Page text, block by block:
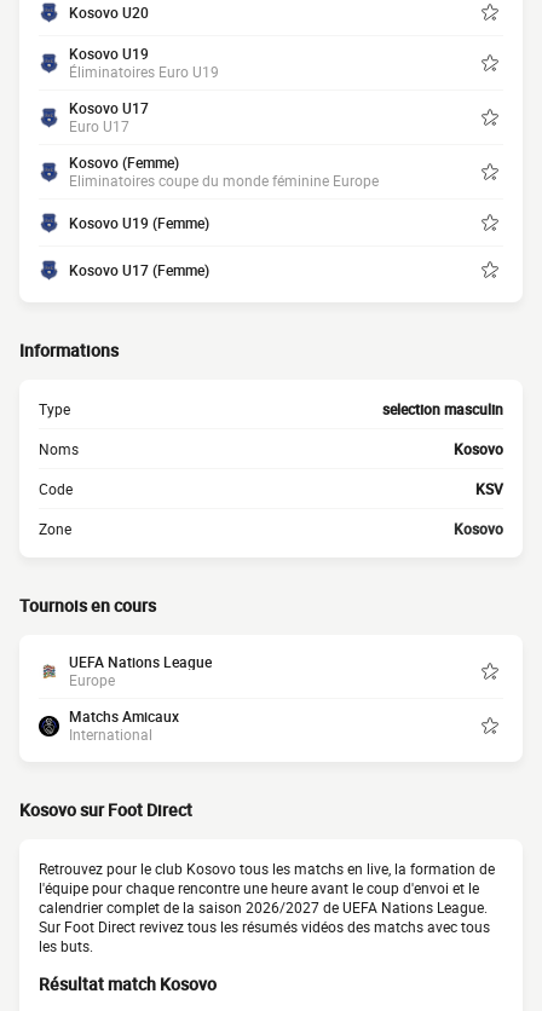
Kosovo U20
Kosovo U19
Éliminatoires Euro U19
Kosovo U17
Euro U17
Kosovo (Femme)
Eliminatoires coupe du monde féminine Europe
Kosovo U19 (Femme)
Kosovo U17 (Femme)
Informations
Type selection masculin
Noms Kosovo
Code KSV
Zone Kosovo
Tournois en cours
UEFA Nations League
Europe
Matchs Amicaux
International
Kosovo sur Foot Direct
Retrouvez pour le club Kosovo tous les matchs en live, la formation de
l'équipe pour chaque rencontre une heure avant le coup d'envoi et le
calendrier complet de la saison 2026/2027 de UEFA Nations League.
Sur Foot Direct revivez tous les résumés vidéos des matchs avec tous
les buts.
Résultat match Kosovo